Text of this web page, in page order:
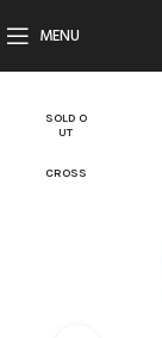
MENU
SOLD O
UT
CROSS